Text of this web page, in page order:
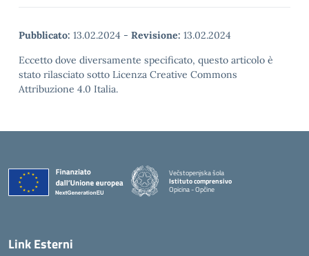
Pubblicato: 13.02.2024 - Revisione: 13.02.2024
Eccetto dove diversamente specificato, questo articolo è
stato rilasciato sotto Licenza Creative Commons
Attribuzione 4.0 Italia.
Večstopenjska šola
Istituto comprensivo
Opicina - Opčine
Link Esterni